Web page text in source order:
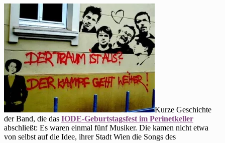
Kurze Geschichte
der Band, die das IODE-Geburtstagsfest im Perinetkeller
abschließt: Es waren einmal fünf Musiker. Die kamen nicht etwa
von selbst auf die Idee, ihrer Stadt Wien die Songs des